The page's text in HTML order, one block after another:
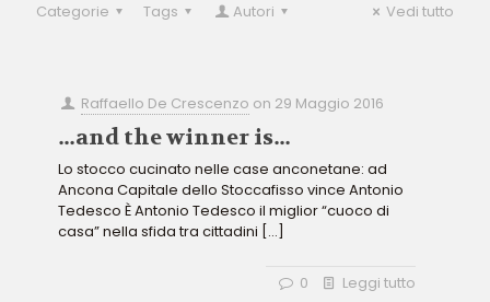
Categorie Tags Autori Vedi tutto
Raffaello De Crescenzo on 29 Maggio 2016
…and the winner is…
Lo stocco cucinato nelle case anconetane: ad
Ancona Capitale dello Stoccafisso vince Antonio
Tedesco È Antonio Tedesco il miglior “cuoco di
casa” nella sfida tra cittadini […]
0 Leggi tutto